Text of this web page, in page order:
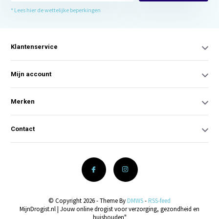
* Lees hier de wettelijke beperkingen
Klantenservice
Mijn account
Merken
Contact
© Copyright 2026 - Theme By DMWS- RSS-feed
MijnDrogist.nl | Jouw online drogist voor verzorging, gezondheid en
huishouden"